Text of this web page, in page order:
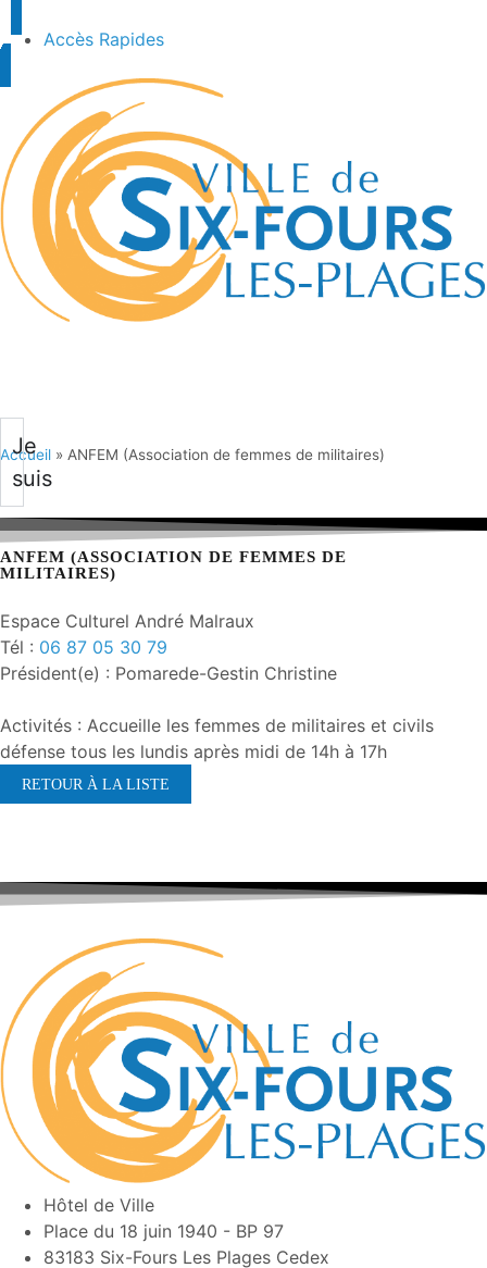
Accès Rapides
Je
suis
Accueil » ANFEM (Association de femmes de militaires)
ANFEM (ASSOCIATION DE FEMMES DE
MILITAIRES)
Espace Culturel André Malraux
Tél : 06 87 05 30 79
Président(e) : Pomarede-Gestin Christine
Activités : Accueille les femmes de militaires et civils
défense tous les lundis après midi de 14h à 17h
RETOUR À LA LISTE
Hôtel de Ville
Place du 18 juin 1940 - BP 97
83183 Six-Fours Les Plages Cedex